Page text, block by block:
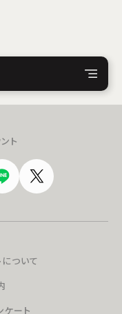
ト
について
ケート